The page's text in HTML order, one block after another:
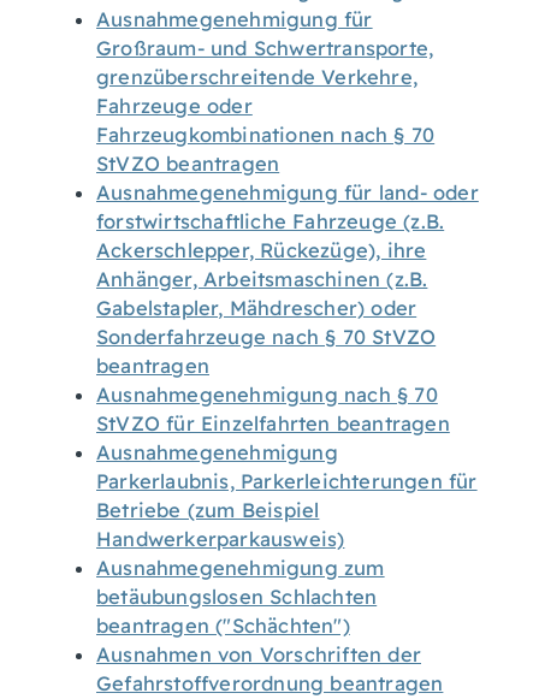
Ausnahmegenehmigung für
Großraum- und Schwertransporte,
grenzüberschreitende Verkehre,
Fahrzeuge oder
Fahrzeugkombinationen nach § 70
StVZO beantragen
Ausnahmegenehmigung für land- oder
forstwirtschaftliche Fahrzeuge (z.B.
Ackerschlepper, Rückezüge), ihre
Anhänger, Arbeitsmaschinen (z.B.
Gabelstapler, Mähdrescher) oder
Sonderfahrzeuge nach § 70 StVZO
beantragen
Ausnahmegenehmigung nach § 70
StVZO für Einzelfahrten beantragen
Ausnahmegenehmigung
Parkerlaubnis, Parkerleichterungen für
Betriebe (zum Beispiel
Handwerkerparkausweis)
Ausnahmegenehmigung zum
betäubungslosen Schlachten
beantragen ("Schächten")
Ausnahmen von Vorschriften der
Gefahrstoffverordnung beantragen